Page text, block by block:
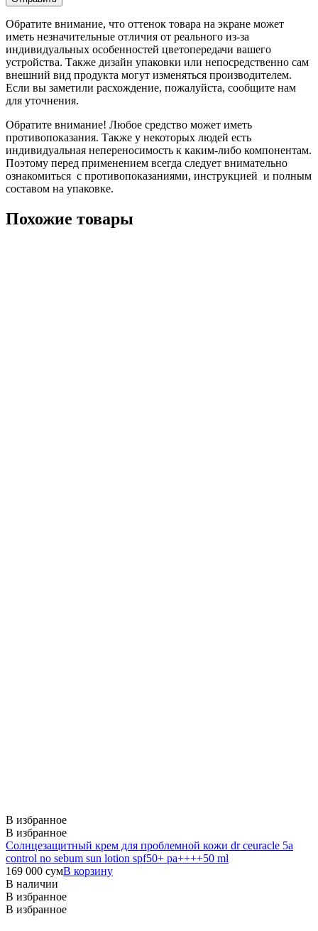
Обратите внимание, что оттенок товара на экране может
иметь незначительные отличия от реального из-за
индивидуальных особенностей цветопередачи вашего
устройства. Также дизайн упаковки или непосредственно сам
внешний вид продукта могут изменяться производителем.
Если вы заметили расхождение, пожалуйста, сообщите нам
для уточнения.
Обратите внимание! Любое средство может иметь
противопоказания. Также у некоторых людей есть
индивидуальная непереносимость к каким-либо компонентам.
Поэтому перед применением всегда следует внимательно
ознакомиться с противопоказаниями, инструкцией и полным
составом на упаковке.
Похожие товары
В избранное
В избранное
Солнцезащитный крем для проблемной кожи dr ceuracle 5a
control no sebum sun lotion spf50+ pa++++50 ml
169 000 сумВ корзину
В наличии
В избранное
В избранное